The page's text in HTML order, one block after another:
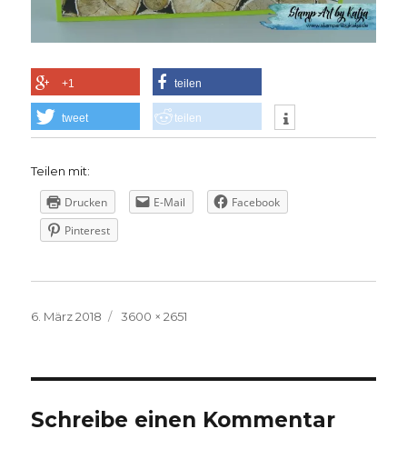
+1 teilen
tweet teilen
Teilen mit:
Drucken E-Mail
Facebook
Pinterest
Veröffentlicht
6. März 2018
Volle
3600 × 2651
Schreibe einen Kommentar